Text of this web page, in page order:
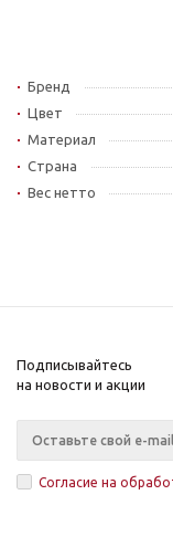
Бренд
Цвет
Материал
Страна
Вес нетто
Подписывайтесь
на новости и акции
Согласие на